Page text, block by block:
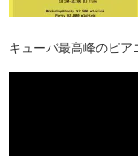
キューバ最高峰のピア